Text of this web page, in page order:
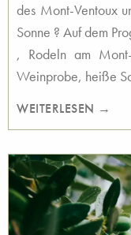
des Mont-Ventoux
Sonne ? Auf dem
, Rodeln am
Weinprobe, heiße
WEITERLESEN →